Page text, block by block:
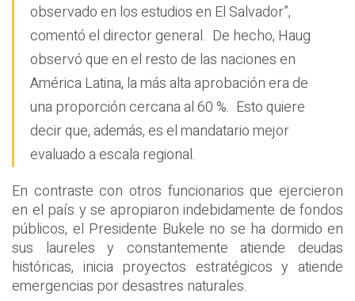
observado en los estudios en El Salvador”,
comentó el director general. De hecho, Haug
observó que en el resto de las naciones en
América Latina, la más alta aprobación era de
una proporción cercana al 60 %. Esto quiere
decir que, además, es el mandatario mejor
evaluado a escala regional.
En contraste con otros funcionarios que ejercieron
en el país y se apropiaron indebidamente de fondos
públicos, el Presidente Bukele no se ha dormido en
sus laureles y constantemente atiende deudas
históricas, inicia proyectos estratégicos y atiende
emergencias por desastres naturales.